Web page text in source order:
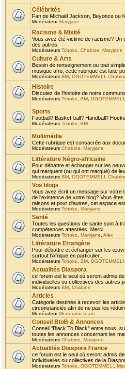
Célébrités
Fan de Michaël Jackson, Beyonce ou
ModérateurMaryjane
Racisme & Mixité
Vous avez été victime de racisme? Un
des autres.
Modérateurs Tchoko Chabine Maryjane
Culture & Arts
Besoin de renseignement ou tout
musique afro, cette rubrique est faite
Modérateurs BM OGOTEMMELI
Histoire
Discutez de l'histoire de notre
Modérateurs Tchoko BM OGOTEMMELI
Sports
Football? Basket-ball? Handball?
Modérateurs Tchoko BM
Multimédia
Cette rubrique est consacrée aux
Modérateurs Chabine Maryjane
Littérature Négro-africaine
Pour débattre et échanger sur les
qui marquent (ou qui ont marqué) de
Modérateurs BM OGOTEMMELI
Vos blogs
Vous avez écrit un message sur votre
de l'existence de votre blog? Vous
raisons et pour d'autres, cet espace
Modérateurs Tchoko Maryjane
Santé
Toutes les questions de sante sont à
compétences attestées. Merci
Modérateurs Tchoko Maryjane Alex
Littérature Etrangère
Pour débattre et échanger sur les
surtout l'Afrique en particulier...
Modérateurs Tchoko BM OGOTEMMELI
Actualités Diaspora
ce forum est le seul où seront admis
individuelles ou collectives des autres
Modérateurs BM Chabine
Articles
Catégorie destinée à recevoir les
circonstanciée afin de ne pas les
ModérateurModerator team
Conseil BtoB & Annonces
Conseil "Black To Black" entre nous,
toutes les annonces concernant les
Modérateurs Chabine Maryjane
Actualités Diaspora France
ce forum est le seul où seront admis
individuelles ou collectives de la
Modérateurs Tchoko OGOTEMMELI